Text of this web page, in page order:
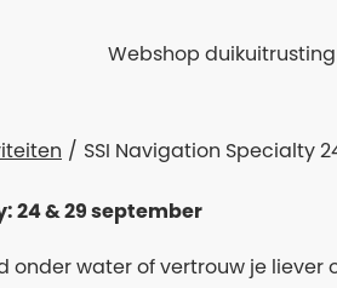
Webshop duikuitrusting
SSI Navigation Specialty
24 & 29 september
onder water of vertrouw je